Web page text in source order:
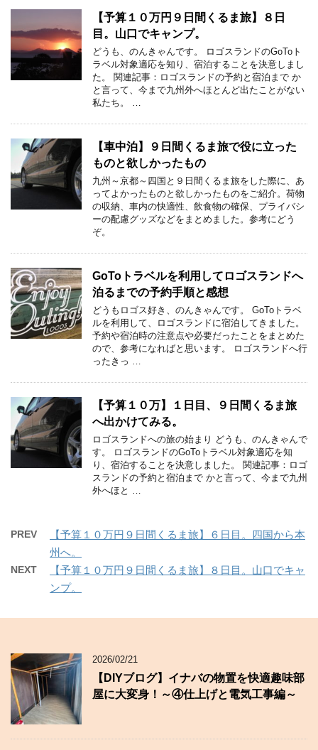
【予算１０万円９日間くるま旅】８日
目。山口でキャンプ。
どうも、のんきゃんです。 ロゴスランドのGoToト
ラベル対象適応を知り、宿泊することを決意しまし
た。 関連記事：ロゴスランドの予約と宿泊まで か
と言って、今まで九州外へほとんど出たことがない
私たち。 …
【車中泊】９日間くるま旅で役に立った
ものと欲しかったもの
九州～京都～四国と９日間くるま旅をした際に、あ
ってよかったものと欲しかったものをご紹介。荷物
の収納、車内の快適性、飲食物の確保、プライバシ
ーの配慮グッズなどをまとめました。参考にどう
ぞ。
GoToトラベルを利用してロゴスランドへ
泊るまでの予約手順と感想
どうもロゴス好き、のんきゃんです。 GoToトラベ
ルを利用して、ロゴスランドに宿泊してきました。
予約や宿泊時の注意点や必要だったことをまとめた
ので、参考になればと思います。 ロゴスランドへ行
ったきっ …
【予算１０万】１日目、９日間くるま旅
へ出かけてみる。
ロゴスランドへの旅の始まり どうも、のんきゃんで
す。 ロゴスランドのGoToトラベル対象適応を知
り、宿泊することを決意しました。 関連記事：ロゴ
スランドの予約と宿泊まで かと言って、今まで九州
外へほと …
PREV
【予算１０万円９日間くるま旅】６日目。四国から本
州へ。
NEXT
【予算１０万円９日間くるま旅】８日目。山口でキャ
ンプ。
2026/02/21
【DIYブログ】イナバの物置を快適趣味部
屋に大変身！～④仕上げと電気工事編～